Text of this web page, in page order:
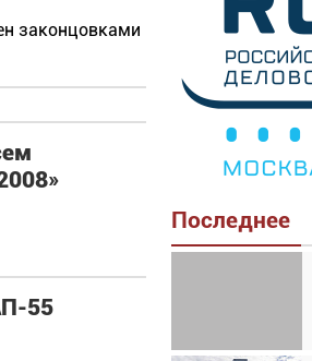
законцовками
55
Последнее